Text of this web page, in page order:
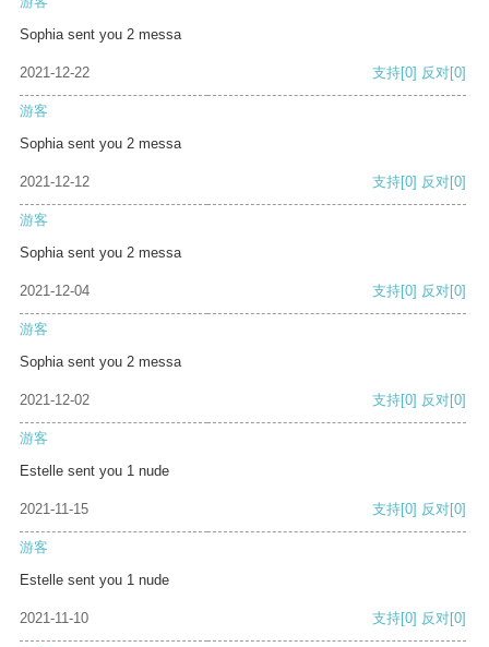
Sophia sent you 2 messa
2021-12-22 支持[0] 反对[0]
游客
Sophia sent you 2 messa
2021-12-12 支持[0] 反对[0]
游客
Sophia sent you 2 messa
2021-12-04 支持[0] 反对[0]
游客
Sophia sent you 2 messa
2021-12-02 支持[0] 反对[0]
游客
Estelle sent you 1 nude
2021-11-15 支持[0] 反对[0]
游客
Estelle sent you 1 nude
2021-11-10 支持[0] 反对[0]